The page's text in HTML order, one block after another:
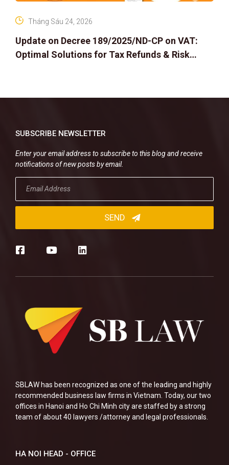
Update on Decree 189/2025/ND-CP on VAT:
Optimal Solutions for Tax Refunds & Risk
Tháng Sáu 24, 2026
SBLAW has been recognized as one of the leading and highly
recommended business law firms in Vietnam. Today, our two
offices in Hanoi and Ho Chi Minh city are staffed by a strong
team of about 40 lawyers /attorney and legal professionals.
HA NOI HEAD - OFFICE
SUBSCRIBE NEWSLETTER
Enter your email address to subscribe to this blog and receive
notifications of new posts by email.